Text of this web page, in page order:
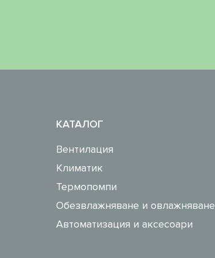
КАТАЛОГ
Вентилация
Климатик
Термопомпи
Обезвлажняване и овлажняване
Автоматизация и аксесоари